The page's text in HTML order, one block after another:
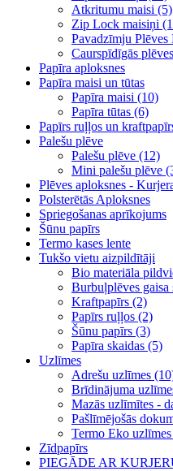
Atkritumu maisi (5)
Zip Lock maisiņi
Pavadzīmju Plēves
Caurspīdīgās
Papīra aploksnes
Papīra maisi un tūtas
Papīra maisi (10)
Papīra tūtas (6)
Papīrs ruļļos un
Palešu plēve
Palešu plēve (12)
Mini palešu plēve
Plēves aploksnes -
Polsterētās Aploksnes
Spriegošanas aprīkojums
Šūnu papīrs
Termo kases lente
Tukšo vietu aizpildītāji
Bio materiāla
Burbuļplēves
Kraftpapīrs (2)
Papīrs ruļļos (2)
Šūnu papīrs (3)
Papīra skaidas (5)
Uzlīmes
Adrešu uzlīmes
Brīdinājuma
Mazās uzlīmītes -
Pašlīmējošās
Termo Eko
Zīdpapīrs
PIEGĀDE AR